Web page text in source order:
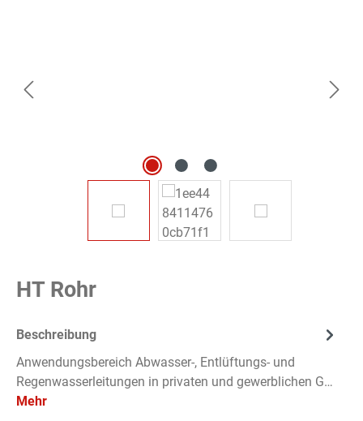
HT Rohr
Beschreibung
Anwendungsbereich Abwasser-, Entlüftungs- und
Regenwasserleitungen in privaten und gewerblichen G…
Mehr